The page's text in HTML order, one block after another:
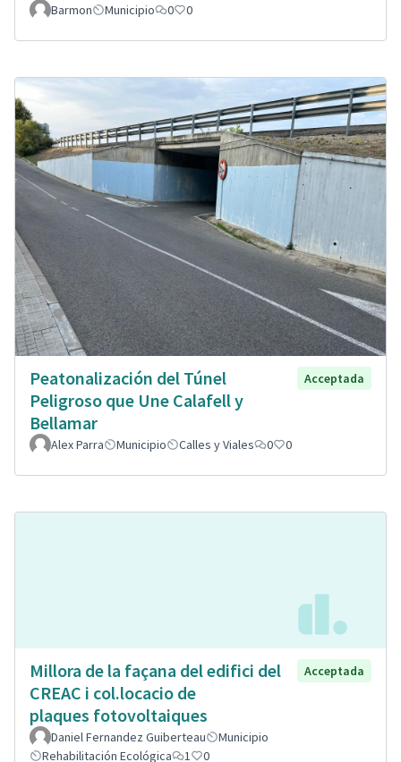
Barmon
Municipio 0 0
Peatonalización del Túnel
Peligroso que Une Calafell y
Bellamar
Acceptada
Alex Parra Municipio Calles y Viales 0 0
Millora de la façana del edifici del
CREAC i col.locacio de
plaques fotovoltaiques
Acceptada
Daniel Fernandez Guiberteau
Municipio
Rehabilitación Ecológica
1 0